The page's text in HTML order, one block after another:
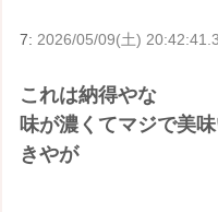
7: 2026/05/09(土)
これは納得やな
味が濃くてマジで美
きやが